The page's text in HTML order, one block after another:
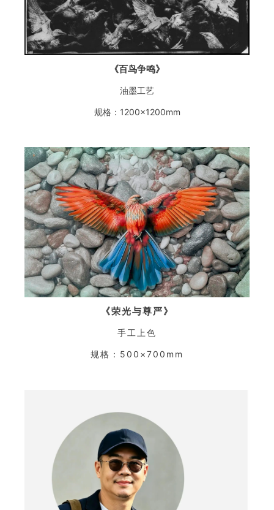
《百鸟争鸣》
油墨工艺
规格：1200×1200mm
《荣光与尊严》
手工上色
规格：500×700mm